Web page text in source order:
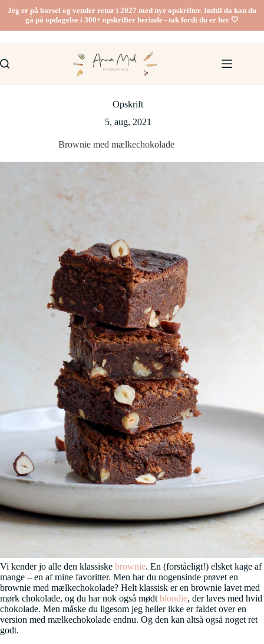
indhold
Jeg er på barsel og vender retur i 2027 med nye opskrifter. Indtil da kan du
gå på opdagelse i 300+ opskrifter herinde - tak fordi du er her 🤍
Opskrift
5, aug, 2021
Brownie med mælkechokolade
Vi kender jo alle den klassiske brownie. En (forståeligt!) elsket kage af
mange – en af mine favoritter. Men har du nogensinde prøvet en
brownie med mælkechokolade? Helt klassisk er en brownie lavet med
mørk chokolade, og du har nok også mødt blondie, der laves med hvid
chokolade. Men måske du ligesom jeg heller ikke er faldet over en
version med mælkechokolade endnu. Og den kan altså også noget ret
godt.